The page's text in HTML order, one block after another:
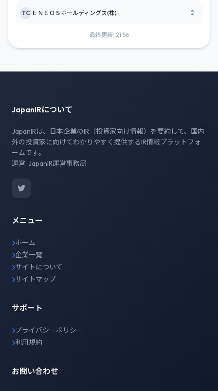
TC ＥＮＥＯＳホールディングス(株) 2
最終更新: 21:56
JapanIRについて
JapanIRは、日本企業のIR（投資家向け情報）を要約して、国内
外の投資家に向けてわかりやすく提供するIR情報プラットフォ
ームです。
運営: JapanIR運営事務局
メニュー
ホーム
企業一覧
サイトについて
サイトマップ
サポート
プライバシーポリシー
利用規約
お問い合わせ